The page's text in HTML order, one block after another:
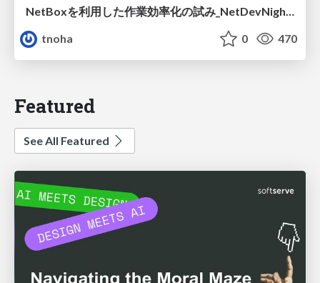
NetBoxを利用した作業効率化の試み_NetDevNight4
tnoha
0 470
Featured
See All Featured